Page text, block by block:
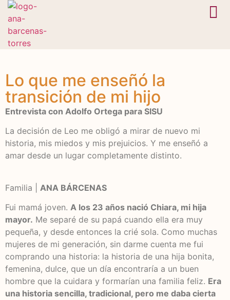
Lo que me enseñó la
transición de mi hijo
Entrevista con Adolfo Ortega para SISU
La decisión de Leo me obligó a mirar de nuevo mi
historia, mis miedos y mis prejuicios. Y me enseñó a
amar desde un lugar completamente distinto.
Familia | ANA BÁRCENAS
Fui mamá joven. A los 23 años nació Chiara, mi hija
mayor. Me separé de su papá cuando ella era muy
pequeña, y desde entonces la crié sola. Como muchas
mujeres de mi generación, sin darme cuenta me fui
comprando una historia: la historia de una hija bonita,
femenina, dulce, que un día encontraría a un buen
hombre que la cuidara y formarían una familia feliz. Era
una historia sencilla, tradicional, pero me daba cierta